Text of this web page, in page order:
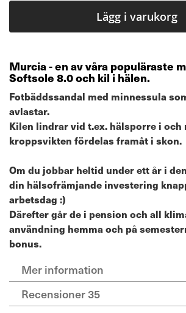
Lägg i varukorg
Murcia - en av våra populäraste
Softsole 8.0 och kil i hälen.
Fotbäddssandal med minnessula
avlastar.
Kilen lindrar vid t.ex. hälsporre i och
kroppsvikten fördelas framåt i skon.
Om du jobbar heltid under ett år i
din hälsofrämjande investering
arbetsdag :)
Därefter går de i pension och all
användning hemma och på
bonus.
Mer information
Recensioner 35